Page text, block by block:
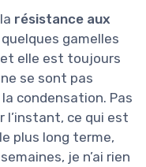
résistance aux
gamelles
et elle est toujours
se sont pas
condensation. Pas
l’instant, ce qui est
plus long terme,
je n’ai rien